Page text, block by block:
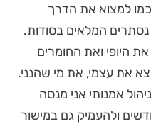
למצוא את הדרך
המלאים בסודות.
היופי ואת החומרים
את עצמי, את מי שהנני.
אמנותי אני מנסה
ולהעמיק גם במישור